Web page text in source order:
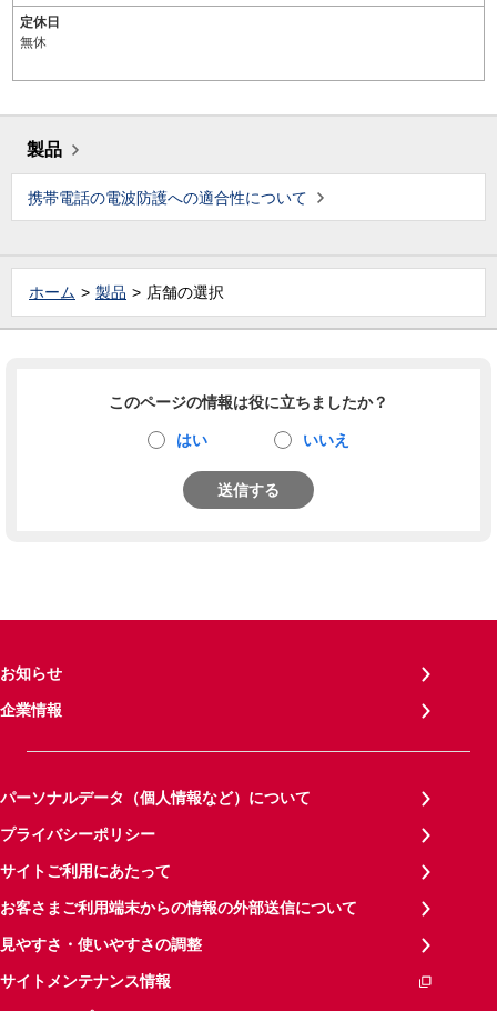
定休日
無休
製品
携帯電話の電波防護への適合性について
ホーム 製品 店舗の選択
このページの情報は役に立ちましたか？
はい いいえ
送信する
お知らせ
企業情報
パーソナルデータ（個人情報など）について
プライバシーポリシー
サイトご利用にあたって
お客さまご利用端末からの情報の外部送信について
見やすさ・使いやすさの調整
サイトメンテナンス情報